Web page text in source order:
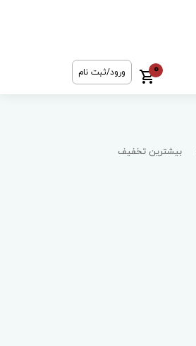
0 ورود/ثبت نام
بیشترین تخفیف